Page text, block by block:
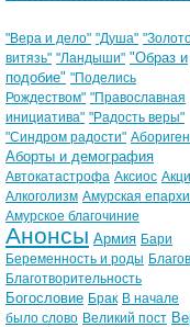
"Вера и дело" "Душа"
витязь" "Ландыши" "Образ и
подобие" "Поделись
Рождеством" "Православная
инициатива" "Радость веры"
"Синдром радости"
Аборты и демография
Автокатастрофа Аксиос
Алкоголизм Амурская
Амурское благочиние
Анонсы Армия Бари
Беременность и роды
Благотворительность
Богословие Брак В начале
было слово Великий пост